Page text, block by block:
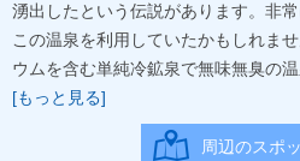
湧出したという伝説があります。非
この温泉を利用していたかもしれま
ウムを含む単純冷鉱泉で無味無臭の
[もっと見る]
周辺のスポ